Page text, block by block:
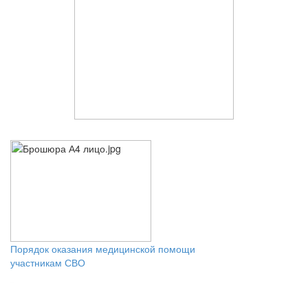
Порядок оказания медицинской помощи
участникам СВО